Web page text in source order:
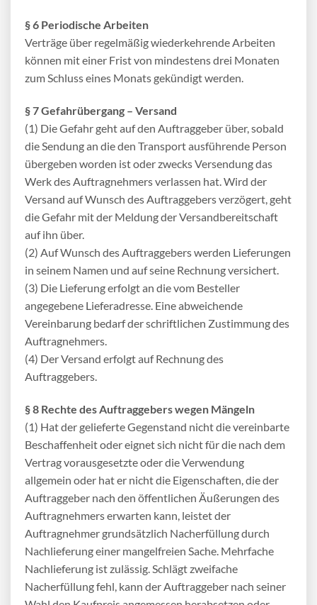
§ 6 Periodische Arbeiten
Verträge über regelmäßig wiederkehrende Arbeiten
können mit einer Frist von mindestens drei Monaten
zum Schluss eines Monats gekündigt werden.
§ 7 Gefahrübergang – Versand
(1) Die Gefahr geht auf den Auftraggeber über, sobald
die Sendung an die den Transport ausführende Person
übergeben worden ist oder zwecks Versendung das
Werk des Auftragnehmers verlassen hat. Wird der
Versand auf Wunsch des Auftraggebers verzögert, geht
die Gefahr mit der Meldung der Versandbereitschaft
auf ihn über.
(2) Auf Wunsch des Auftraggebers werden Lieferungen
in seinem Namen und auf seine Rechnung versichert.
(3) Die Lieferung erfolgt an die vom Besteller
angegebene Lieferadresse. Eine abweichende
Vereinbarung bedarf der schriftlichen Zustimmung des
Auftragnehmers.
(4) Der Versand erfolgt auf Rechnung des
Auftraggebers.
§ 8 Rechte des Auftraggebers wegen Mängeln
(1) Hat der gelieferte Gegenstand nicht die vereinbarte
Beschaffenheit oder eignet sich nicht für die nach dem
Vertrag vorausgesetzte oder die Verwendung
allgemein oder hat er nicht die Eigenschaften, die der
Auftraggeber nach den öffentlichen Äußerungen des
Auftragnehmers erwarten kann, leistet der
Auftragnehmer grundsätzlich Nacherfüllung durch
Nachlieferung einer mangelfreien Sache. Mehrfache
Nachlieferung ist zulässig. Schlägt zweifache
Nacherfüllung fehl, kann der Auftraggeber nach seiner